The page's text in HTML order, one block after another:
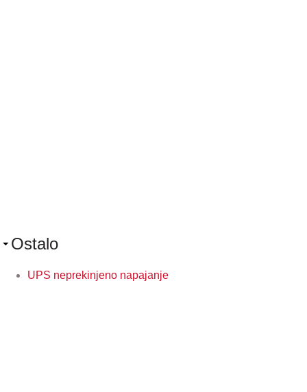
Ostalo
UPS neprekinjeno napajanje